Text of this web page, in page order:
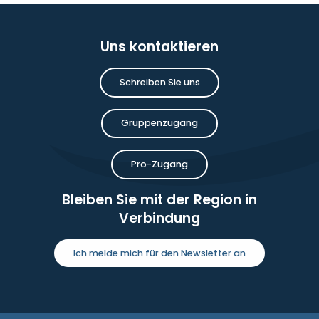
Uns kontaktieren
Schreiben Sie uns
Gruppenzugang
Pro-Zugang
Bleiben Sie mit der Region in
Verbindung
Ich melde mich für den Newsletter an